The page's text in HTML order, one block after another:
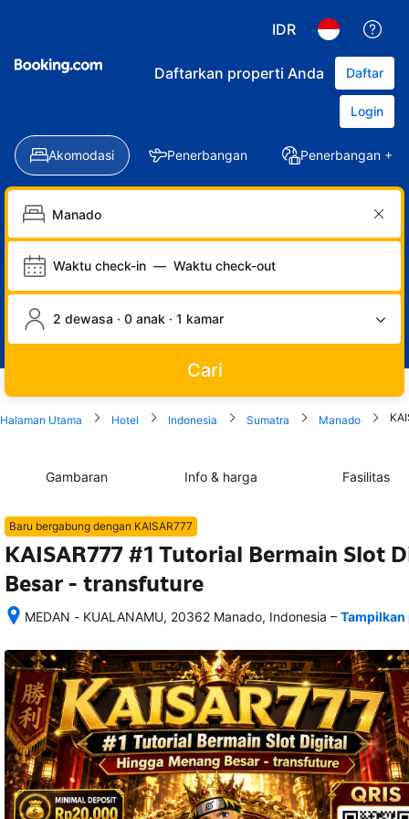
IDR
Daftarkan properti Anda Daftar
Login
Akomodasi Penerbangan Penerbangan +
Waktu check-in — Waktu check-out
2 dewasa · 0 anak · 1 kamar
Cari
Halaman Utama Hotel Indonesia Sumatra Manado
Gambaran Info & harga Fasilitas
Baru bergabung dengan KAISAR777
KAISAR777 #1 Tutorial Bermain Slot
Besar - transfuture
MEDAN - KUALANAMU, 20362 Manado, Indonesia
memesan,
semua
rincian
akomodasi
termasuk
nomor
telepon
dan
alamat
– Tampilkan